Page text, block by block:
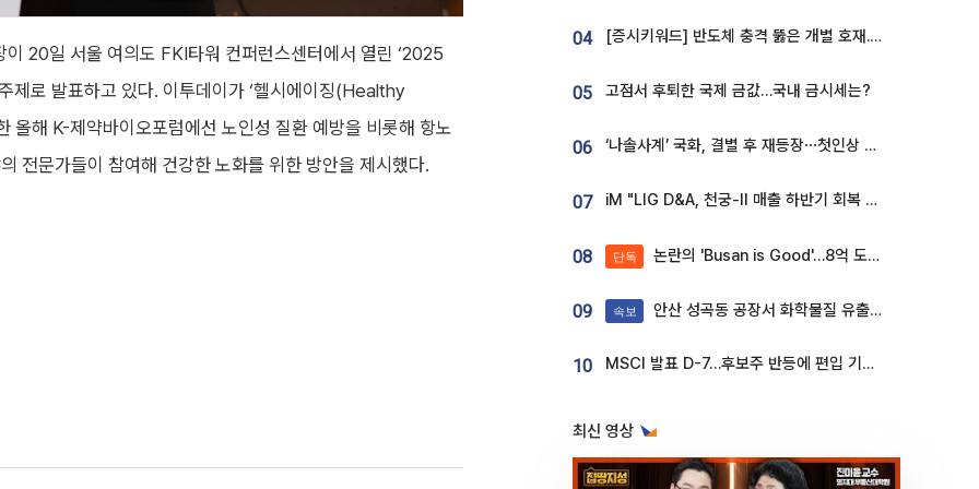
20일 서울 여의도 FKI타워 컨퍼런스센터에서 열린 ‘2025
제로 발표하고 있다. 이투데이가 ‘헬시에이징(Healthy
해 K-제약바이오포럼에선 노인성 질환 예방을 비롯해 항노
문가들이 참여해 건강한 노화를 위한 방안을 제시했다.
04 [증시키워드] 반도체 충격 뚫은 개별 호재...포스코퓨처엠·에코프로·한화솔루션 '눈길'
05 고점서 후퇴한 국제 금값…국내 금시세는?
06 ‘나솔사계’ 국화, 결별 후 재등장⋯첫인상 투표 휩쓸고 ‘인기녀’ 등극
07 iM "LIG D&A, 천궁-II 매출 하반기 회복 전망…방산 톱픽 유지"
08 단독 논란의 'Busan is Good'…8억 도시브랜드, 용산 대통령실 CI 업체가 수행
09 속보 안산 성곡동 공장서 화학물질 유출 사고 발생
10 MSCI 발표 D-7…후보주 반등에 편입 기대 재점화
최신 영상